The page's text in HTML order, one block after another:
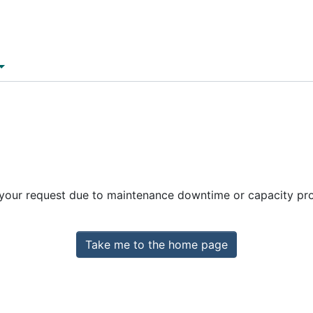
request due to maintenance downtime or capacity
Take me to the home page